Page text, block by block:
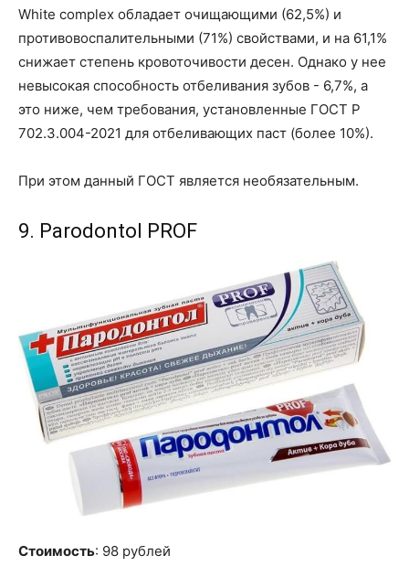
White complex обладает очищающими (62,5%) и
противовоспалительными (71%) свойствами, и на 61,1%
снижает степень кровоточивости десен. Однако у нее
невысокая способность отбеливания зубов - 6,7%, а
это ниже, чем требования, установленные ГОСТ Р
702.3.004-2021 для отбеливающих паст (более 10%).
При этом данный ГОСТ является необязательным.
9. Parodontol PROF
Стоимость: 98 рублей